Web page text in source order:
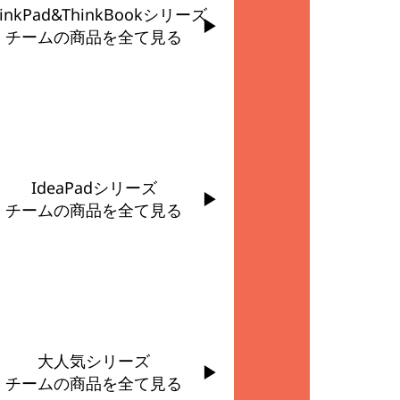
シリーズ
チームの商品を全て見る
IdeaPadシリーズ
チームの商品を全て見る
大人気シリーズ
チームの商品を全て見る